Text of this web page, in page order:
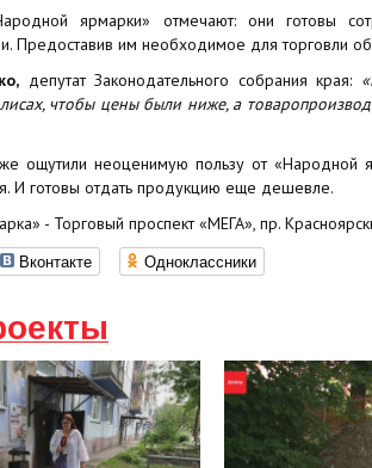
ярмарки» отмечают: они готовы
Предоставив им необходимое для торговли
депутат Законодательного собрания края:
чтобы цены были ниже, а
ощутили неоценимую пользу от «Народной
И готовы отдать продукцию еще дешевле.
- Торговый проспект «МЕГА», пр.
Вконтакте Одноклассники